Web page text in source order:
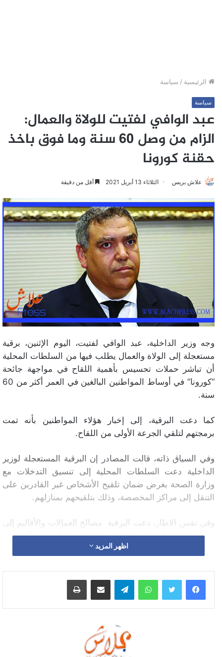
الرئيسية / سياسة
سياسة
عبد الوافي لفتيت للولاة والعمال:
الزام من وصل 60 سنة وما فوق باخذ
حقنة كورونا
علاش بريس الثلاثاء 13 أبريل 2021 أقل من دقيقة
وجه وزير الداخلية، عبد الوافي لفتيت، اليوم الإثنين، برقية
مستعجلة إلى الولاة والعمال يطلب فيها من السلطات المحلية
أن تباشر حملات تحسيس بأهمية اللقاح في مواجهة جائحة
“كورونا” في أوساط المواطنين البالغين في العمر أكثر من 60
سنة.
كما دعت البرقية، إلى إخبار هؤلاء المواطنين بأنه تمت
برمجتهم لتلقي الجرعة الأولى من اللقاح.
وفي السياق ذاته، قالت المصادر إن البرقية المستعجلة لوزير
الداخلية دعت السلطات المحلية إلى تنسيق التدخلات مع
وزارة الصحة بغرض ضمان تلقيح الأشخاص غير القادرين على
التنقل إلى مراكز المخصصة، وذلك بتلقيحهم بمنازلهم.
وفي نفس الاطار، دعت البرقية مصالح العمالات والأقاليم إلى
إعداد لوائح الأشخاص القاطنين البالغين 60 سنة وأكثر غير
الملقحين وعدد الأشخاص المتوفين وعدد الأشخاص غير
عمليات أخرى.
اظهر المزيد
واتساب تيلقرام مشاركة عبر البريد طباعة